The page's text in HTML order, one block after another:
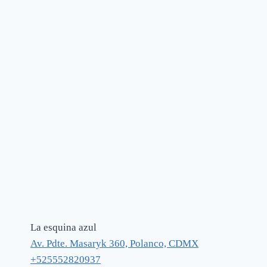
La esquina azul
Av. Pdte. Masaryk 360, Polanco, CDMX
+525552820937